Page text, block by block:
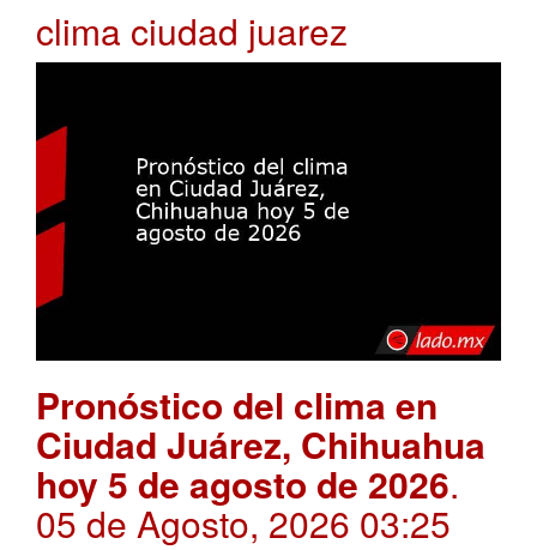
clima ciudad juarez
Pronóstico del clima en
Ciudad Juárez, Chihuahua
hoy 5 de agosto de 2026.
05 de Agosto, 2026 03:25